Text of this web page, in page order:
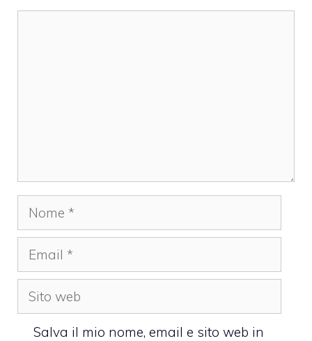
Nome
Email
Sito
web
Salva il mio nome, email e sito web in